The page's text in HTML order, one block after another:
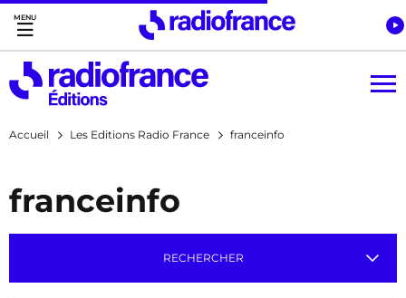
Accès direct :
Menu principal
Contenu
Accueil Les Editions Radio France franceinfo
franceinfo
RECHERCHER